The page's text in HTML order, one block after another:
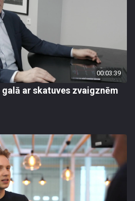
00:03:39
ar skatuves zvaigznēm